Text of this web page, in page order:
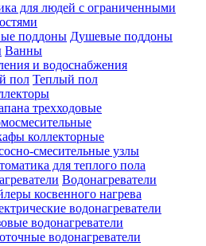
для людей с ограниченными
Душевые поддоны
Ванны
и водоснабжения
Теплый пол
трехходовые
коллекторные
смесительные узлы
для теплого пола
Водонагреватели
косвенного нагрева
водонагреватели
водонагреватели
водонагреватели